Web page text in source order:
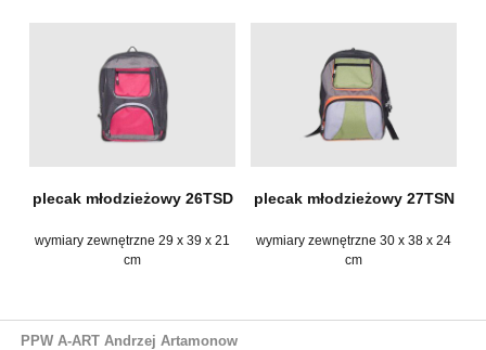
plecak młodzieżowy 26TSD
wymiary zewnętrzne 29 x 39 x 21
cm
plecak młodzieżowy 27TSN
wymiary zewnętrzne 30 x 38 x 24
cm
PPW A-ART Andrzej Artamonow